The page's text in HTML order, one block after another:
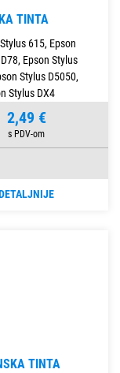
TINTA
615, Epson
Epson Stylus
Stylus D5050,
Stylus DX4
2,49 €
TINTA